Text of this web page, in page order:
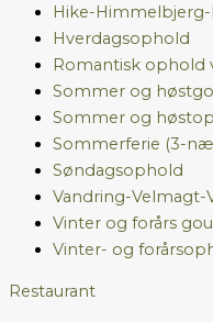
Hike-
Hverdagsophold
Romantisk ophold
Sommer og
Sommer og
Sommerferie (3-
Søndagsophold
Vandring-Velmagt-
Vinter og forårs
Vinter- og
Restaurant